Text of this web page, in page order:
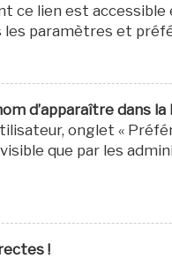
ce lien est accessible
paramètres et
d’apparaître dans
onglet «
que par les
!